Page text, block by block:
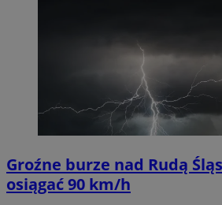
Groźne burze nad Rudą
osiągać 90 km/h